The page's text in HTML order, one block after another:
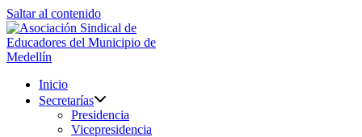
Saltar al contenido
Inicio
Secretarías
Presidencia
Vicepresidencia